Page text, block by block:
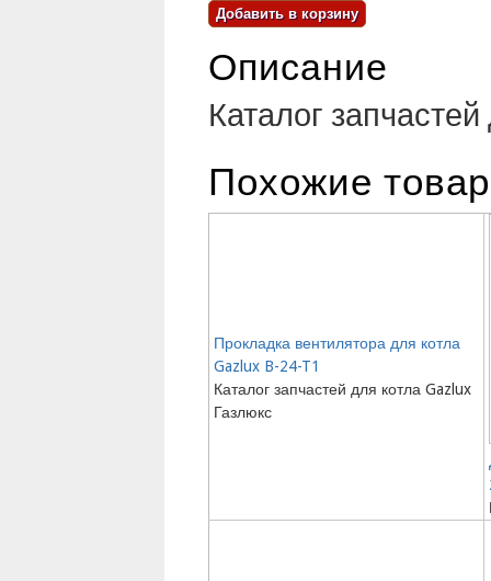
Описание
Каталог
Похожие
Прокладка вентилятора для котла
Gazlux B-24-T1
Каталог запчастей для котла Gazlux
Газлюкс